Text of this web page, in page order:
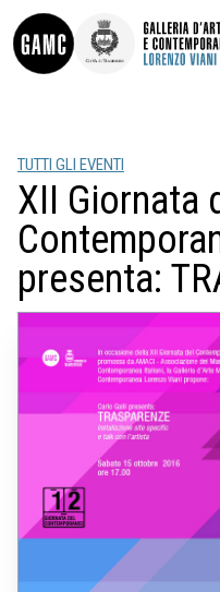
INFO
CONTATTI
DIDATTICA
SHOP
LE COLLEZIONI
GLI AUTORI
LORENZO VIANI
MOSTRE
EVENTI
PALAZZO DELLE MUSE
TUTTI GLI EVENTI
XII Giornata
presenta: